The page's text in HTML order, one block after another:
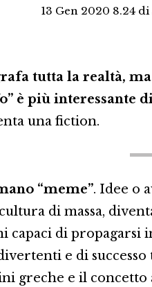
13 Gen 2020 8.24 di
tutta la realtà,
è più interessante
una fiction.
“meme”. Idee o
di massa,
di propagarsi
e di
greche e il concetto